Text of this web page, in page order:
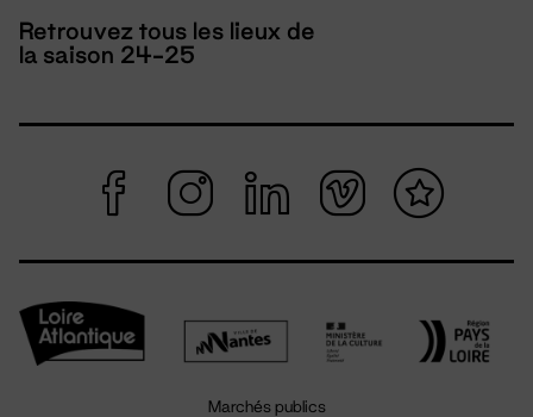
Retrouvez tous les lieux de
la saison 24-25
Marchés publics